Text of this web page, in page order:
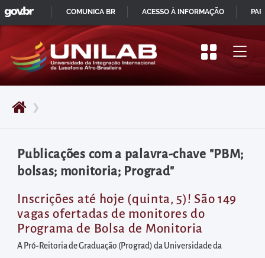
Pular
para
início
do
principal
Acessar
diretamente
o
menu
principal
Acessar
❯
Publicações com a palavra-chave "PBM;
bolsas; monitoria; Prograd"
Inscrições até hoje (quinta, 5)! São 149
vagas ofertadas de monitores do
Programa de Bolsa de Monitoria
A Pró-Reitoria de Graduação (Prograd) da Universidade da
IR
PARA
CONTEÚDO
GOVBR
COMUNICA BR ACESSO À INFORMAÇÃO